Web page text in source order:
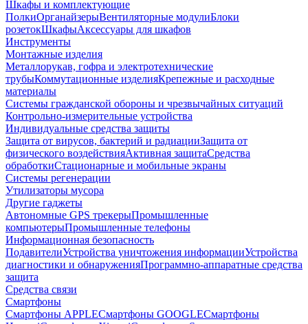
Шкафы и комплектующие
ПолкиОрганайзерыВентиляторные модулиБлоки
розетокШкафыАксессуары для шкафов
Инструменты
Монтажные изделия
Металлорукав, гофра и электротехнические
трубыКоммутационные изделияКрепежные и расходные
материалы
Системы гражданской обороны и чрезвычайных ситуаций
Контрольно-измерительные устройства
Индивидуальные средства защиты
Защита от вирусов, бактерий и радиацииЗащита от
физического воздействияАктивная защитаСредства
обработкиСтационарные и мобильные экраны
Системы регенерации
Утилизаторы мусора
Другие гаджеты
Автономные GPS трекерыПромышленные
компьютерыПромышленные телефоны
Информационная безопасность
ПодавителиУстройства уничтожения информацииУстройства
диагностики и обнаруженияПрограммно-аппаратные средства
защита
Средства связи
Смартфоны
Смартфоны APPLEСмартфоны GOOGLEСмартфоны